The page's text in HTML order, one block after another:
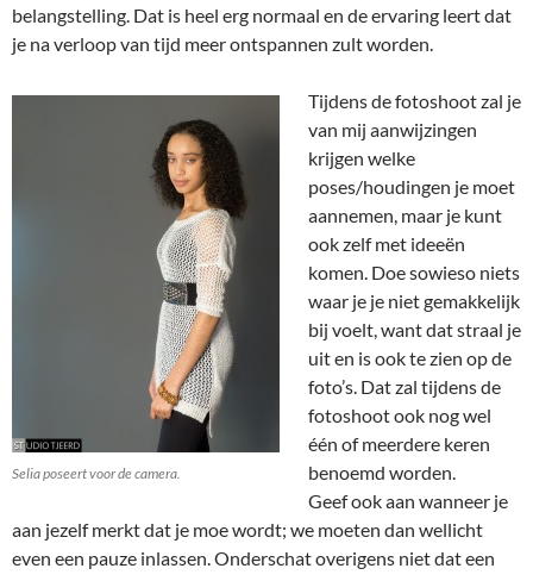
belangstelling. Dat is heel erg normaal en de ervaring leert dat
je na verloop van tijd meer ontspannen zult worden.
Selia poseert voor de camera.
Tijdens de fotoshoot zal je
van mij aanwijzingen
krijgen welke
poses/houdingen je moet
aannemen, maar je kunt
ook zelf met ideeën
komen. Doe sowieso niets
waar je je niet gemakkelijk
bij voelt, want dat straal je
uit en is ook te zien op de
foto’s. Dat zal tijdens de
fotoshoot ook nog wel
één of meerdere keren
benoemd worden.
Geef ook aan wanneer je
aan jezelf merkt dat je moe wordt; we moeten dan wellicht
even een pauze inlassen. Onderschat overigens niet dat een